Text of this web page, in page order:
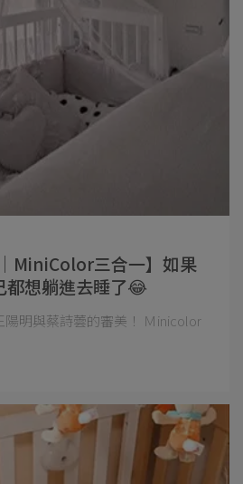
│MiniColor三合一】如果
都想躺進去睡了😂
明與蔡詩蕓的審美！ Ｍinicolor